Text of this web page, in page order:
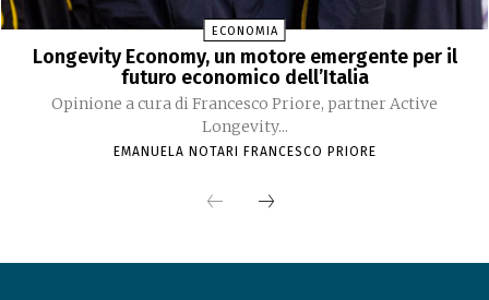
ECONOMIA
Longevity Economy, un motore emergente per il
futuro economico dell’Italia
Opinione a cura di Francesco Priore, partner Active
Longevity...
EMANUELA NOTARI FRANCESCO PRIORE